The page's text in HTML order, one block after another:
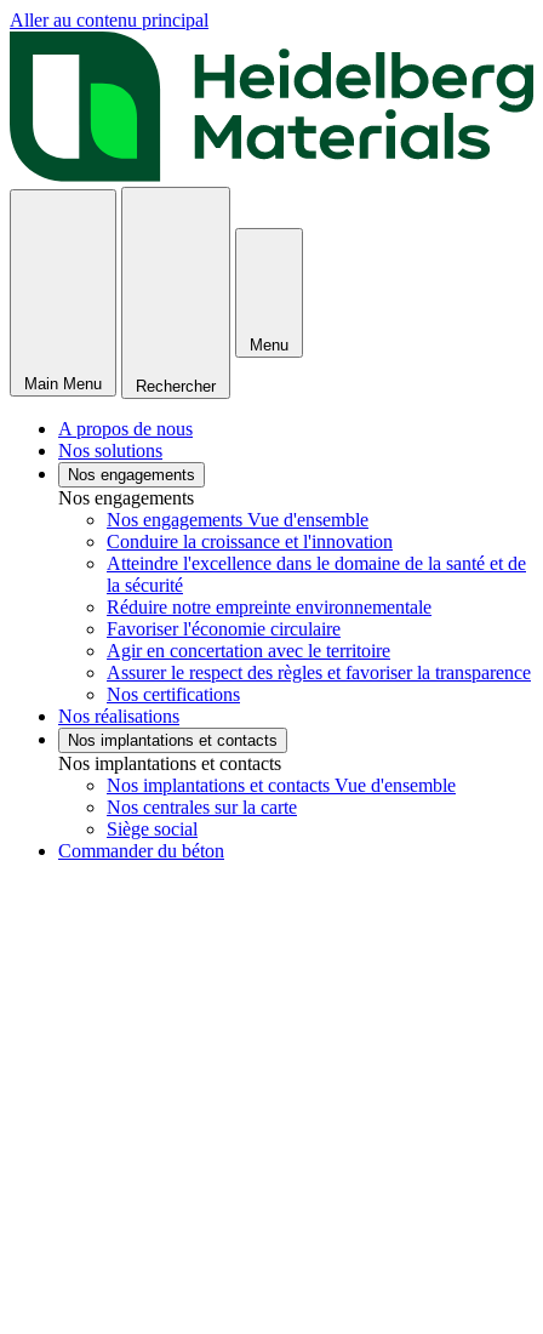
Aller au contenu principal
Main Menu Rechercher
Menu
A propos de nous
Nos solutions
Nos engagements
Nos engagements
Nos engagements Vue d'ensemble
Conduire la croissance et l'innovation
Atteindre l'excellence dans le domaine de la santé et de
la sécurité
Réduire notre empreinte environnementale
Favoriser l'économie circulaire
Agir en concertation avec le territoire
Assurer le respect des règles et favoriser la transparence
Nos certifications
Nos réalisations
Nos implantations et contacts
Nos implantations et contacts
Nos implantations et contacts Vue d'ensemble
Nos centrales sur la carte
Siège social
Commander du béton